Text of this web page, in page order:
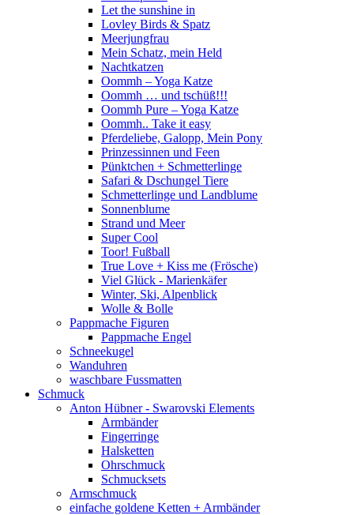
Let the sunshine in
Lovley Birds & Spatz
Meerjungfrau
Mein Schatz, mein Held
Nachtkatzen
Oommh – Yoga Katze
Oommh … und tschüß!!!
Oommh Pure – Yoga Katze
Oommh.. Take it easy
Pferdeliebe, Galopp, Mein Pony
Prinzessinnen und Feen
Pünktchen + Schmetterlinge
Safari & Dschungel Tiere
Schmetterlinge und Landblume
Sonnenblume
Strand und Meer
Super Cool
Toor! Fußball
True Love + Kiss me (Frösche)
Viel Glück - Marienkäfer
Winter, Ski, Alpenblick
Wolle & Bolle
Pappmache Figuren
Pappmache Engel
Schneekugel
Wanduhren
waschbare Fussmatten
Schmuck
Anton Hübner - Swarovski Elements
Armbänder
Fingerringe
Halsketten
Ohrschmuck
Schmucksets
Armschmuck
einfache goldene Ketten + Armbänder